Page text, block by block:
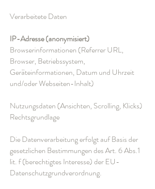
Verarbeitete Daten
IP-Adresse (anonymisiert)
Browserinformationen (Referrer URL,
Browser, Betriebssystem,
Geräteinformationen, Datum und Uhrzeit
und/oder Webseiten-Inhalt)
Nutzungsdaten (Ansichten, Scrolling, Klicks)
Rechtsgrundlage
Die Datenverarbeitung erfolgt auf Basis der
gesetzlichen Bestimmungen des Art. 6 Abs.1
lit. f (berechtigtes Interesse) der EU-
Datenschutzgrundverordnung.